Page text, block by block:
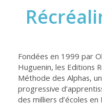
Fondées en 1999 par
Huguenin, les Editions
Méthode des Alphas,
progressive
des milliers d’écoles